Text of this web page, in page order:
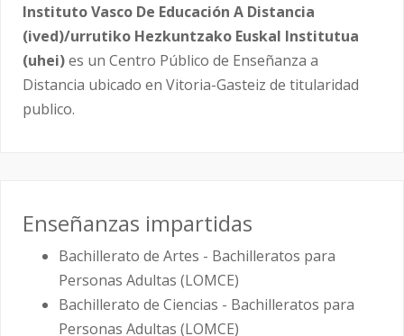
Instituto Vasco De Educación A Distancia
(ived)/urrutiko Hezkuntzako Euskal Institutua
(uhei)es un Centro Público de Enseñanza a
Distancia ubicado en Vitoria-Gasteiz de titularidad
publico.
Enseñanzas impartidas
Bachillerato de Artes - Bachilleratos para
Personas Adultas (LOMCE)
Bachillerato de Ciencias - Bachilleratos para
Personas Adultas (LOMCE)